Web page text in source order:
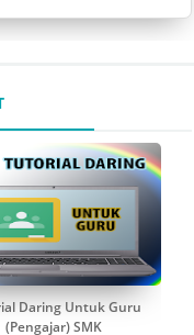
Daring Untuk Guru
(Pengajar) SMK